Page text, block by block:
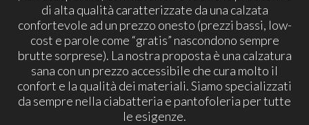
di alta qualità caratterizzate da una calzata
confortevole ad un prezzo onesto (prezzi bassi, low-
cost e parole come “gratis” nascondono sempre
brutte sorprese). La nostra proposta è una calzatura
sana con un prezzo accessibile che cura molto il
confort e la qualità dei materiali. Siamo specializzati
da sempre nella ciabatteria e pantofoleria per tutte
le esigenze.